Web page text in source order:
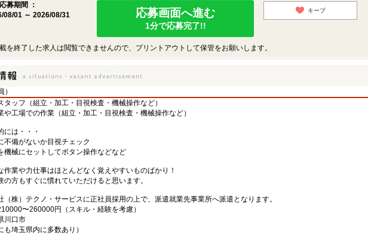
募期間 ：
08/01 ～ 2026/08/31
応募画面へ進む
1分で応募完了!!
キープ
を終了した求人は閲覧できませんので、プリントアウトして保管をお願いします。
タッフ（組立・加工・目視検査・機械操作など）
や工場での作業（組立・加工・目視検査・機械操作など）
には・・・
不備がないか目視チェック
機械にセットしてボタン操作などなど
作業や力仕事はほとんどなく覚えやすいものばかり！
の方もすぐに慣れていただけると思います。
株）テクノ・サービスに正社員採用の上で、派遣就業先事業所へ派遣となります。
〜260000円（スキル・経験を考慮）
川口市
も埼玉県内に多数あり）